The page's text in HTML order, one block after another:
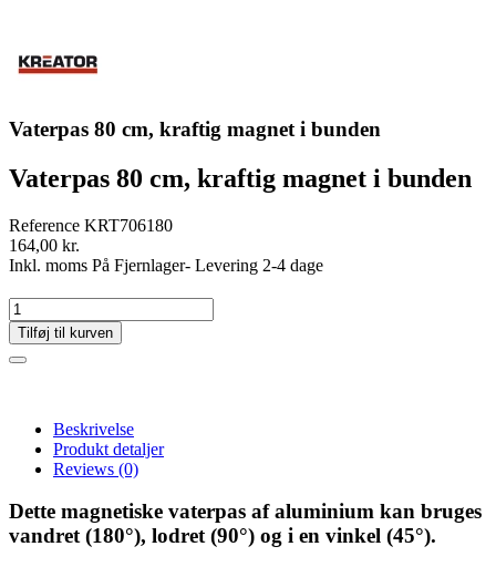
Vaterpas 80 cm, kraftig magnet i bunden
Vaterpas 80 cm, kraftig magnet i bunden
Reference KRT706180
164,00 kr.
Inkl. moms På Fjernlager- Levering 2-4 dage
Tilføj til kurven
Beskrivelse
Produkt detaljer
Reviews (0)
Dette magnetiske vaterpas af aluminium kan bruges
vandret (180°), lodret (90°) og i en vinkel (45°).